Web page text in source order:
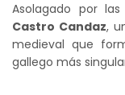
Asolagado por
Castro Candaz,
medieval que
gallego más